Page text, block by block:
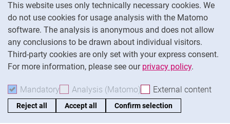
This website uses only technically necessary cookies. We
do not use cookies for usage analysis with the Matomo
software. The analysis is anonymous and does not allow
any conclusions to be drawn about individual visitors.
Third-party cookies are only set with your express consent.
For more information, please see our privacy policy.
Mandatory Accept mandatory cookies
Analysis (Matomo) Accept analysis cookies
External content
Reject all Accept all Confirm selection
Data privacy
Accessibility
Transparent Use of AI